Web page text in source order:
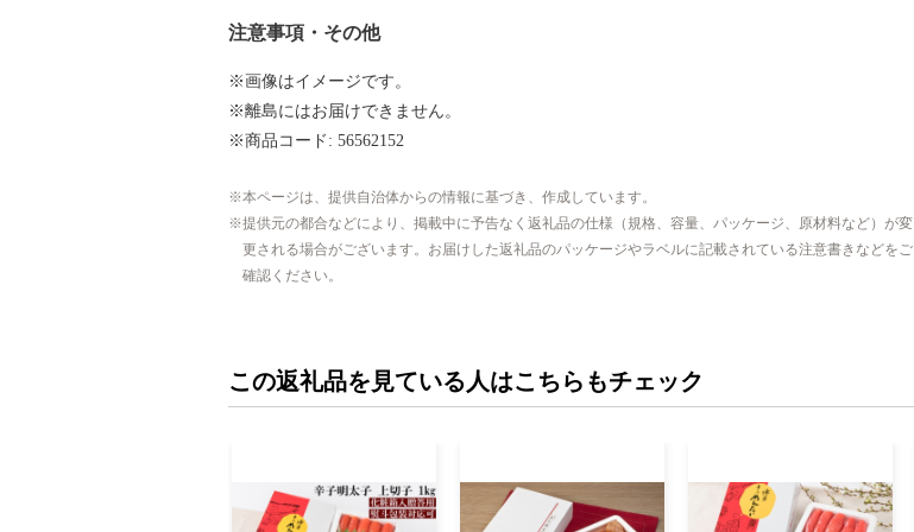
注意事項・その他
※画像はイメージです。
※離島にはお届けできません。
※商品コード: 56562152
本ページは、提供自治体からの情報に基づき、作成しています。
提供元の都合などにより、掲載中に予告なく返礼品の仕様（規格、容量、パッケージ、原材料など）が変
更される場合がございます。お届けした返礼品のパッケージやラベルに記載されている注意書きなどをご
確認ください。
この返礼品を見ている人はこちらもチェック